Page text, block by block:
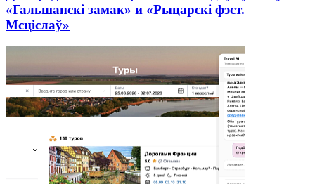
«Гальшанскі замак» и «Рыцарскі фэст.
Мсціслаў»